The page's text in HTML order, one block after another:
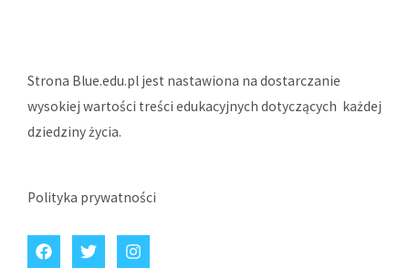
Strona Blue.edu.pl jest nastawiona na dostarczanie
wysokiej wartości treści edukacyjnych dotyczących każdej
dziedziny życia.
Polityka prywatności